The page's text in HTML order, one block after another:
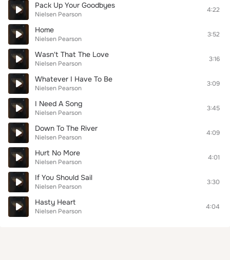
Pack Up Your Goodbyes
Nielsen Pearson
4:22
Home
Nielsen Pearson
3:52
Wasn't That The Love
Nielsen Pearson
3:16
Whatever I Have To Be
Nielsen Pearson
3:09
I Need A Song
Nielsen Pearson
3:45
Down To The River
Nielsen Pearson
4:09
Hurt No More
Nielsen Pearson
4:01
If You Should Sail
Nielsen Pearson
3:30
Hasty Heart
Nielsen Pearson
4:04